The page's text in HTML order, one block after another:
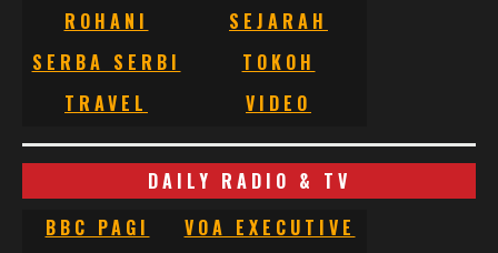
ROHANI
SEJARAH
SERBA SERBI
TOKOH
TRAVEL
VIDEO
DAILY RADIO & TV
BBC PAGI
VOA EXECUTIVE